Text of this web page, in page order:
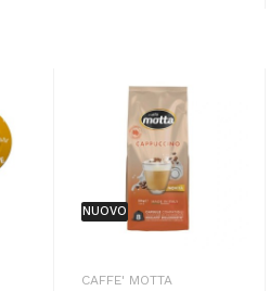
NUOVO
CAFFE' MOTTA